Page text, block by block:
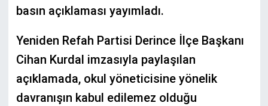
basın açıklaması yayımladı.
Yeniden Refah Partisi Derince İlçe Başkanı
Cihan Kurdal imzasıyla paylaşılan
açıklamada, okul yöneticisine yönelik
davranışın kabul edilemez olduğu